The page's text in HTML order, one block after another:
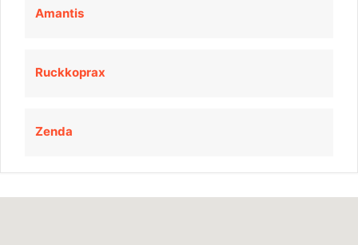
Amantis
Ruckkoprax
Zenda